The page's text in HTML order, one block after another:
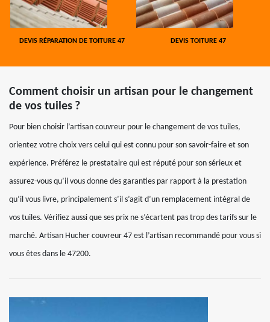
DEVIS RÉPARATION DE TOITURE 47 DEVIS TOITURE 47
Comment choisir un artisan pour le changement
de vos tuiles ?
Pour bien choisir l’artisan couvreur pour le changement de vos tuiles,
orientez votre choix vers celui qui est connu pour son savoir-faire et son
expérience. Préférez le prestataire qui est réputé pour son sérieux et
assurez-vous qu’il vous donne des garanties par rapport à la prestation
qu’il vous livre, principalement s’il s’agit d’un remplacement intégral de
vos tuiles. Vérifiez aussi que ses prix ne s’écartent pas trop des tarifs sur le
marché. Artisan Hucher couvreur 47 est l’artisan recommandé pour vous si
vous êtes dans le 47200.